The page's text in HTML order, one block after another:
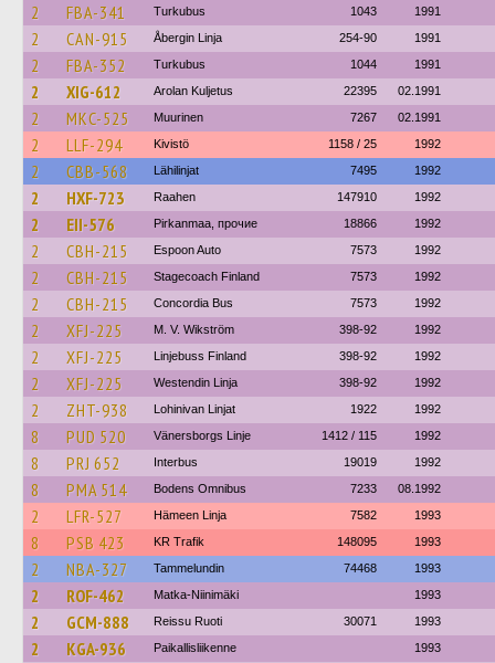
2 FBA-341 Turkubus 1043 1991
2 CAN-915 Åbergin Linja 254-90 1991
2 FBA-352 Turkubus 1044 1991
2 XIG-612 Arolan Kuljetus 22395 02.1991
2 MKC-525 Muurinen 7267 02.1991
2 LLF-294 Kivistö 1158 / 25 1992
2 CBB-568 Lähilinjat 7495 1992
2 HXF-723 Raahen 147910 1992
2 EII-576 Pirkanmaa, прочие 18866 1992
2 CBH-215 Espoon Auto 7573 1992
2 CBH-215 Stagecoach Finland 7573 1992
2 CBH-215 Concordia Bus 7573 1992
2 XFJ-225 M. V. Wikström 398-92 1992
2 XFJ-225 Linjebuss Finland 398-92 1992
2 XFJ-225 Westendin Linja 398-92 1992
2 ZHT-938 Lohinivan Linjat 1922 1992
8 PUD 520 Vänersborgs Linje 1412 / 115 1992
8 PRJ 652 Interbus 19019 1992
8 PMA 514 Bodens Omnibus 7233 08.1992
2 LFR-527 Hämeen Linja 7582 1993
8 PSB 423 KR Trafik 148095 1993
2 NBA-327 Tammelundin 74468 1993
2 ROF-462 Matka-Niinimäki 1993
2 GCM-888 Reissu Ruoti 30071 1993
2 KGA-936 Paikallisliikenne 1993